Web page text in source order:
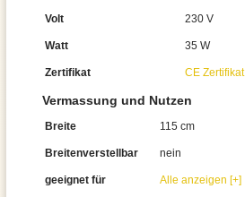
Volt 230 V
Watt 35 W
Zertifikat CE Zertifikat
Vermassung und Nutzen
Breite 115 cm
Breitenverstellbar nein
geeignet für Alle anzeigen [+]